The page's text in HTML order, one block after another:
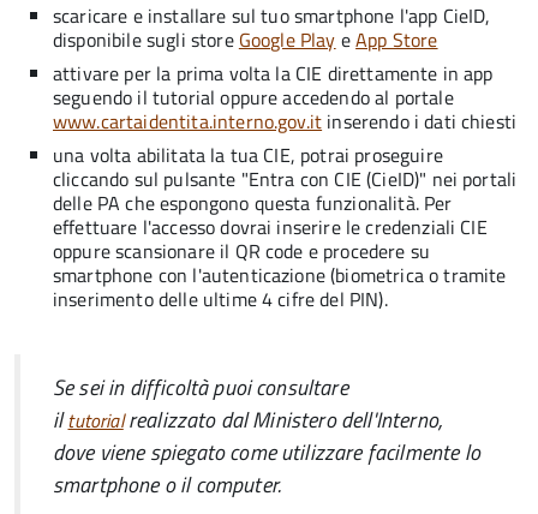
scaricare e installare sul tuo smartphone l'app CieID,
disponibile sugli store Google Play eApp Store
attivare per la prima volta la CIE direttamente in app
seguendo il tutorial oppure accedendo al portale
www.cartaidentita.interno.gov.it inserendo i dati chiesti
una volta abilitata la tua CIE, potrai proseguire
cliccando sul pulsante "Entra con CIE (CieID)" nei portali
delle PA che espongono questa funzionalità. Per
effettuare l'accesso dovrai inserire le credenziali CIE
oppure scansionare il QR code e procedere su
smartphone con l'autenticazione (biometrica o tramite
inserimento delle ultime 4 cifre del PIN).
Se sei in difficoltà puoi consultare
iltutorialrealizzato dal Ministero dell'Interno,
dove viene spiegato come utilizzare facilmente lo
smartphone o il computer.